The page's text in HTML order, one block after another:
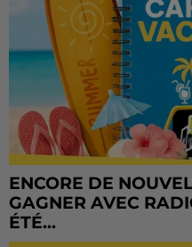
ENCORE DE
GAGNER AVEC
ÉTÉ...